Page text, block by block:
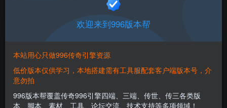
正文
有问题请联系站长
PC24
免费资源
欢迎来到996版本帮
本站用心只做996传奇引擎资源
低价版本仅供学习，本地搭建需有工具服配套客户端版本号，介
意勿拍
996版本帮覆盖传奇996引擎四端、三端、传世、传三各类版
本、脚本、素材、工具、论坛交流、技术支持等多项领域！